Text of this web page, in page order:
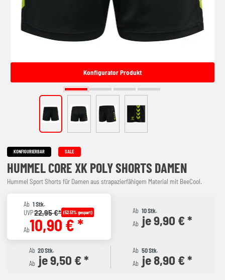
Konfigurator Produkt
KONFIGURIERBAR SALE
HUMMEL CORE XK POLY SHORTS DAMEN
Hummel Sport Shorts für Damen aus strapazierfähigem Material mit BeeCool.
Ab 1 Stk.
UVP22,95 €* (52.51% gespart)
Ab10,90 € *
Ab 10 Stk.
Ab je 9,90 € *
Ab 20 Stk.
Ab je 9,50 € *
Ab 50 Stk.
Ab je 8,90 € *